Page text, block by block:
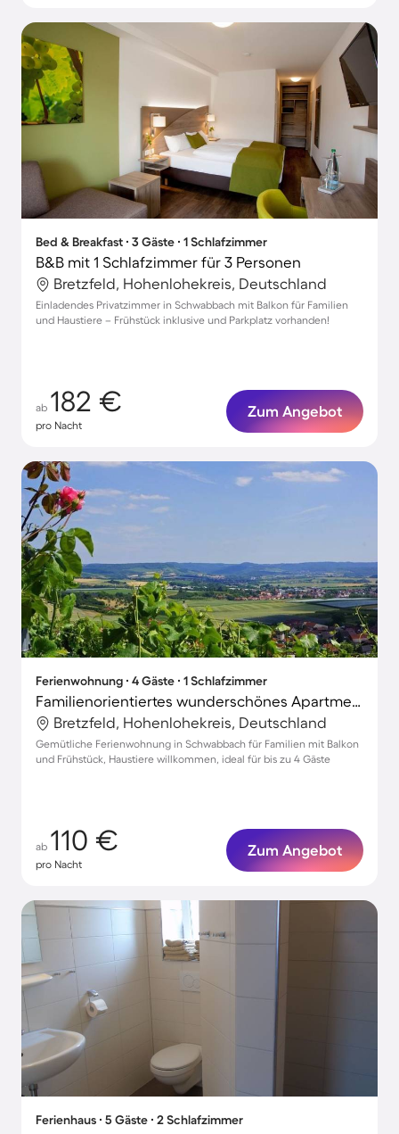
Bed & Breakfast ∙ 3 Gäste ∙ 1 Schlafzimmer
B&B mit 1 Schlafzimmer für 3 Personen
Bretzfeld, Hohenlohekreis, Deutschland
Einladendes Privatzimmer in Schwabbach mit Balkon für Familien
und Haustiere – Frühstück inklusive und Parkplatz vorhanden!
ab 182 €
pro Nacht
Zum Angebot
Ferienwohnung ∙ 4 Gäste ∙ 1 Schlafzimmer
Familienorientiertes wunderschönes Apartment | Ideal für Homeoffice | Haustiere erlaubt
Bretzfeld, Hohenlohekreis, Deutschland
Gemütliche Ferienwohnung in Schwabbach für Familien mit Balkon
und Frühstück, Haustiere willkommen, ideal für bis zu 4 Gäste
ab 110 €
pro Nacht
Zum Angebot
Ferienhaus ∙ 5 Gäste ∙ 2 Schlafzimmer